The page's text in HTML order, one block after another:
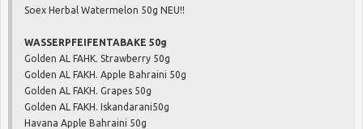
Soex Herbal Watermelon 50g NEU!!
WASSERPFEIFENTABAKE 50g
Golden AL FAHK. Strawberry 50g
Golden AL FAKH. Apple Bahraini 50g
Golden AL FAKH. Grapes 50g
Golden AL FAKH. Iskandarani50g
Havana Apple Bahraini 50g